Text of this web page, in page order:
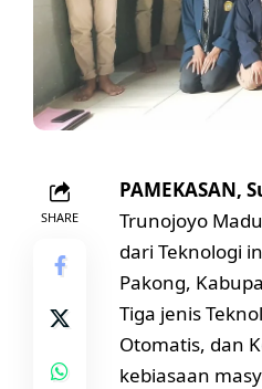
SHARE
PAMEKASAN,
Trunojoyo
dari Teknologi
Pakong,
Tiga jenis
Otomatis, dan
kebiasaan